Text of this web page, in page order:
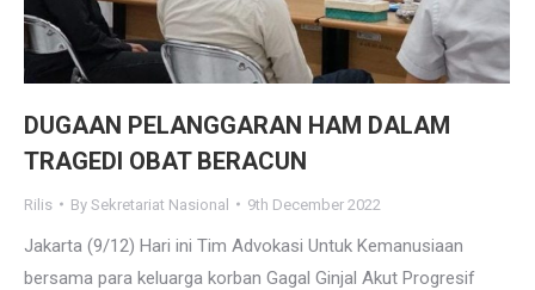
DUGAAN PELANGGARAN HAM DALAM
TRAGEDI OBAT BERACUN
Rilis By Sekretariat Nasional 9th December 2022
Jakarta (9/12) Hari ini Tim Advokasi Untuk Kemanusiaan
bersama para keluarga korban Gagal Ginjal Akut Progresif